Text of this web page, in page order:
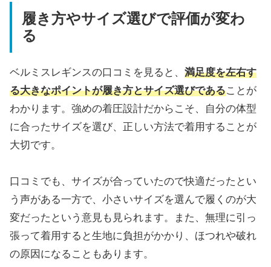
履き方やサイズ選びで評価が変わ
る
ベルミスレギンスの口コミを見ると、 満足度を左右す
る大きなポイントが履き方とサイズ選びであることが
わかります。強めの着圧設計だからこそ、自分の体型
に合ったサイズを選び、正しい方法で着用することが
大切です。
口コミでも、サイズが合っていたので快適だったとい
う声がある一方で、小さいサイズを選んで履くのが大
変だったという意見も見られます。また、無理に引っ
張って着用すると生地に負担がかかり、ほつれや破れ
の原因になることもあります。